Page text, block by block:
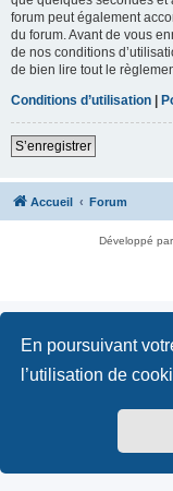
En poursuivant
l’utilisation de
forum peut également
du forum. Avant de vous
de nos conditions
de bien lire tout le
Conditions d’utilisation |
S’enregistrer
Accueil Forum
Développé par